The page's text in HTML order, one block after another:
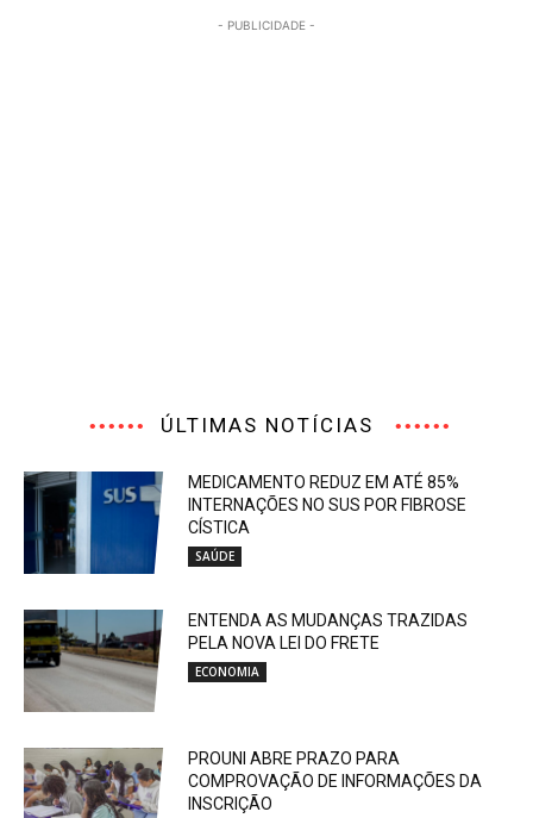
- PUBLICIDADE -
ÚLTIMAS NOTÍCIAS
MEDICAMENTO REDUZ EM ATÉ 85%
INTERNAÇÕES NO SUS POR FIBROSE
CÍSTICA
SAÚDE
ENTENDA AS MUDANÇAS TRAZIDAS
PELA NOVA LEI DO FRETE
ECONOMIA
PROUNI ABRE PRAZO PARA
COMPROVAÇÃO DE INFORMAÇÕES DA
INSCRIÇÃO